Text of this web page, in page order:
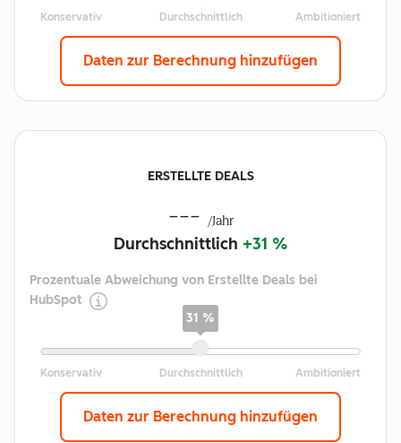
Daten zur Berechnung hinzufügen
ERSTELLTE DEALS
--- /Jahr
Durchschnittlich +31 %
Prozentuale Abweichung von Erstellte Deals bei
HubSpot
31 %
Daten zur Berechnung hinzufügen